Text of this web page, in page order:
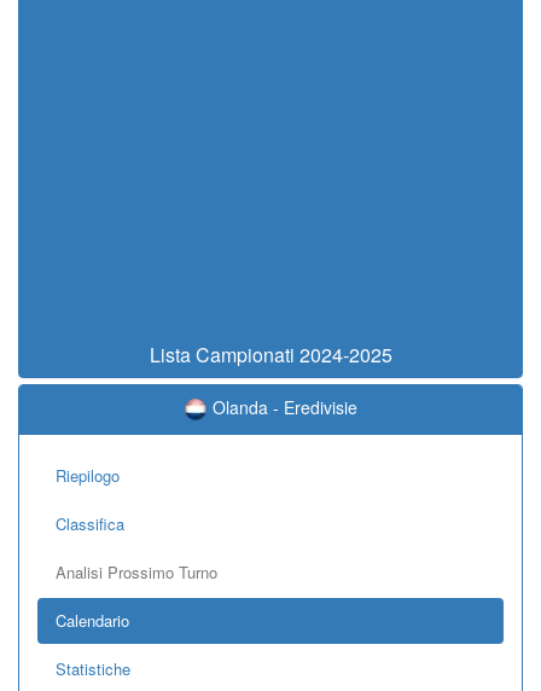
Lista Campionati 2024-2025
Olanda - Eredivisie
Riepilogo
Classifica
Analisi Prossimo Turno
Calendario
Statistiche